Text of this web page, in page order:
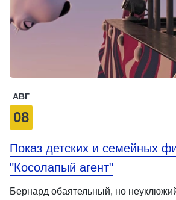
АВГ
08
Показ детских и семейных
"Косолапый агент"
Бернард обаятельный, но